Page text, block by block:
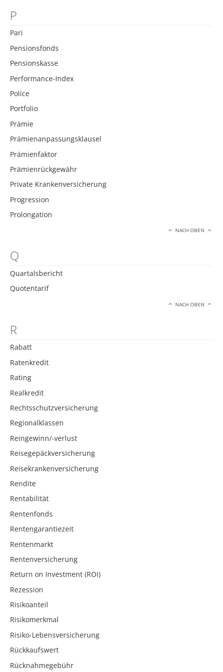
P
Pari
Pensionsfonds
Pensionskasse
Performance-Index
Police
Portfolio
Prämie
Prämienanpassungsklausel
Prämienfaktor
Prämienrückgewähr
Private Krankenversicherung
Progression
Prolongation
NACH OBEN
Q
Quartalsbericht
Quotentarif
NACH OBEN
R
Rabatt
Ratenkredit
Rating
Realkredit
Rechtsschutzversicherung
Regionalklassen
Reingewinn/-verlust
Reisegepäckversicherung
Reisekrankenversicherung
Rendite
Rentabilität
Rentenfonds
Rentengarantiezeit
Rentenmarkt
Rentenversicherung
Return on Investment (ROI)
Rezession
Risikoanteil
Risikomerkmal
Risiko-Lebensversicherung
Rückkaufswert
Rücknahmegebühr